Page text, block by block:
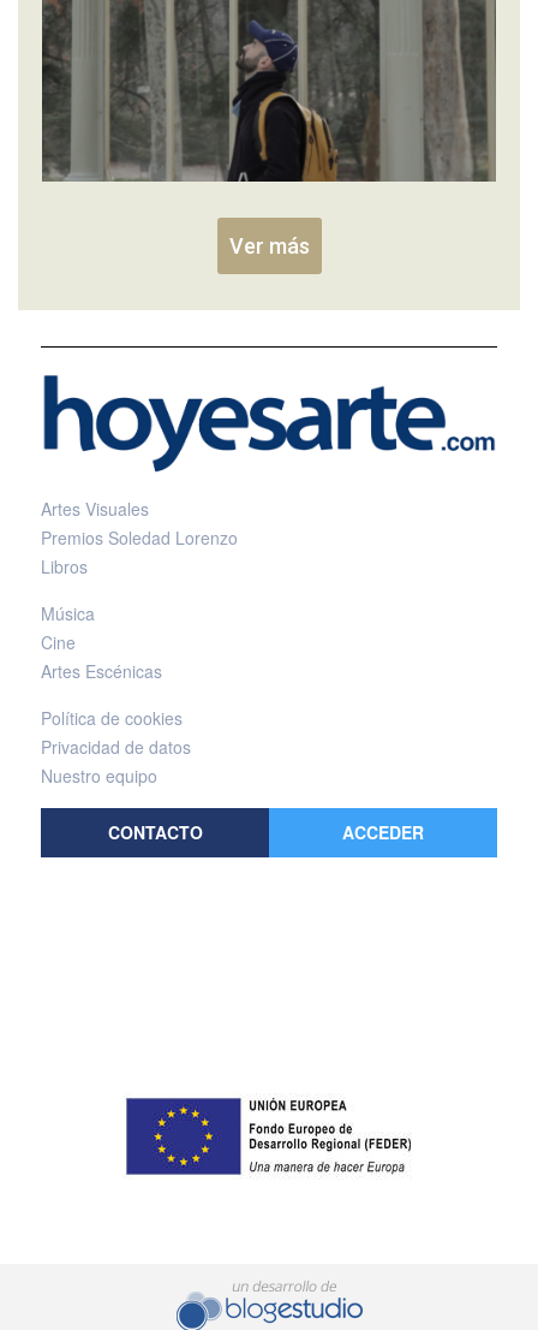
Ver más
Artes Visuales
Premios Soledad Lorenzo
Libros
Música
Cine
Artes Escénicas
Política de cookies
Privacidad de datos
Nuestro equipo
CONTACTO ACCEDER